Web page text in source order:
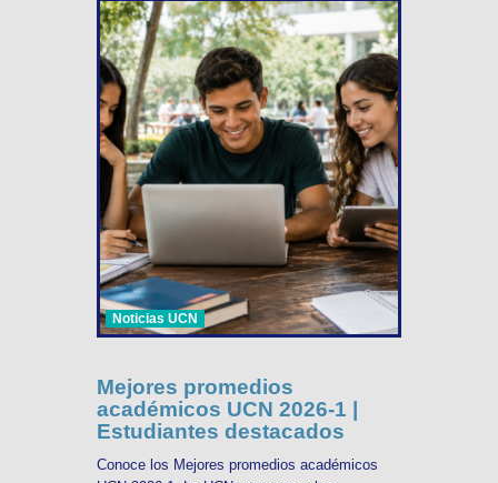
Noticias UCN
Mejores promedios
académicos UCN 2026-1 |
Estudiantes destacados
Conoce los Mejores promedios académicos